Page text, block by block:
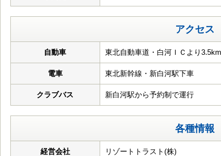
アクセス
自動車 東北自動車道・白河ＩＣより3.5km
電車 東北新幹線・新白河駅下車
クラブバス 新白河駅から予約制で運行
各種情報
経営会社 リゾートトラスト(株)